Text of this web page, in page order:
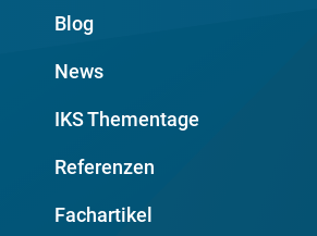
Blog
News
IKS Thementage
Referenzen
Fachartikel